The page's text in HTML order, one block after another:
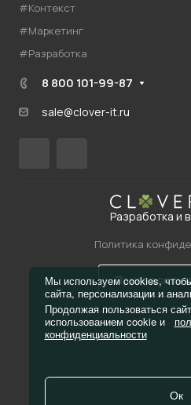
#Контекст
#Маркетинг
#Разработка
8 800 101-99-87
sale@clover-it.ru
Пригласить
Политика
Разработка и
Мы используем cookies,
сайта, персонализации и
Продолжая пользоваться
использованием cookie и
конфиденциальности
Ок